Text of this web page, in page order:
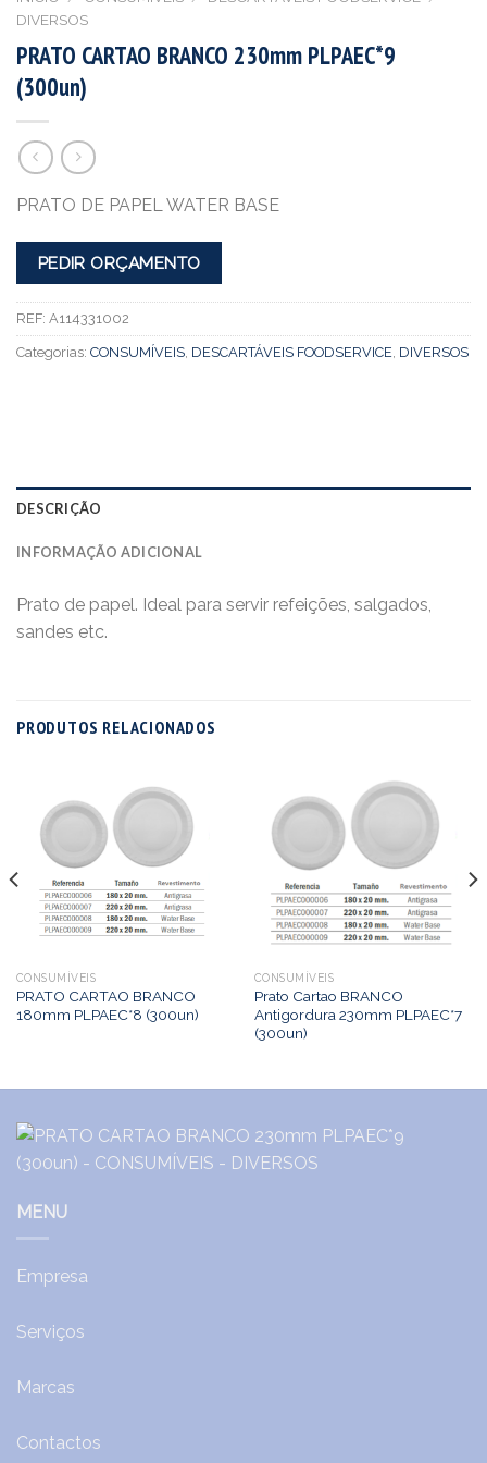
DIVERSOS
PRATO CARTAO BRANCO 230mm PLPAEC*9
(300un)
PRATO DE PAPEL WATER BASE
PEDIR ORÇAMENTO
REF: A114331002
Categorias: CONSUMÍVEIS DESCARTÁVEIS FOODSERVICE DIVERSOS
DESCRIÇÃO
INFORMAÇÃO ADICIONAL
Prato de papel. Ideal para servir refeições, salgados,
sandes etc.
PRODUTOS RELACIONADOS
CONSUMÍVEIS
PRATO CARTAO BRANCO
180mm PLPAEC*8 (300un)
CONSUMÍVEIS
Prato Cartao BRANCO
Antigordura 230mm PLPAEC*7
(300un)
MENU
Empresa
Serviços
Marcas
Contactos